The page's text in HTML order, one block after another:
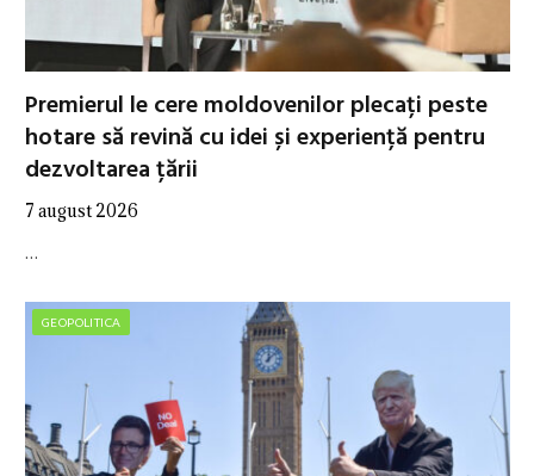
Premierul le cere moldovenilor plecați peste
hotare să revină cu idei și experiență pentru
dezvoltarea țării
7 august 2026
…
GEOPOLITICA